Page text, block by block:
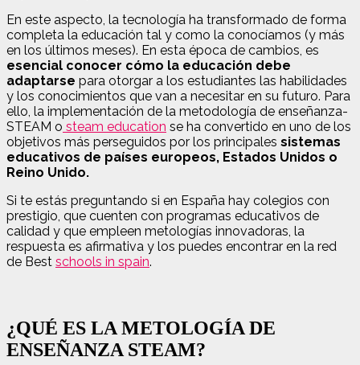
En este aspecto, la tecnología ha transformado de forma
completa la educación tal y como la conocíamos (y más
en los últimos meses). En esta época de cambios, es
esencial conocer cómo la educación debe
adaptarse para otorgar a los estudiantes las habilidades
y los conocimientos que van a necesitar en su futuro. Para
ello, la implementación de la metodología de enseñanza-
STEAM o steam education se ha convertido en uno de los
objetivos más perseguidos por los principales sistemas
educativos de países europeos, Estados Unidos o
Reino Unido.
Si te estás preguntando si en España hay colegios con
prestigio, que cuenten con programas educativos de
calidad y que empleen metologías innovadoras, la
respuesta es afirmativa y los puedes encontrar en la red
de Best schools in spain.
¿QUÉ ES LA METOLOGÍA DE
ENSEÑANZA STEAM?